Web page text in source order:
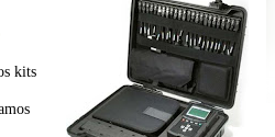
kits